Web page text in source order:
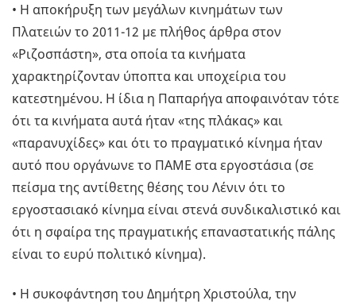
• Η αποκήρυξη των μεγάλων κινημάτων των
Πλατειών το 2011-12 με πλήθος άρθρα στον
«Ριζοσπάστη», στα οποία τα κινήματα
χαρακτηρίζονταν ύποπτα και υποχείρια του
κατεστημένου. Η ίδια η Παπαρήγα αποφαινόταν τότε
ότι τα κινήματα αυτά ήταν «της πλάκας» και
«παρανυχίδες» και ότι το πραγματικό κίνημα ήταν
αυτό που οργάνωνε το ΠΑΜΕ στα εργοστάσια (σε
πείσμα της αντίθετης θέσης του Λένιν ότι το
εργοστασιακό κίνημα είναι στενά συνδικαλιστικό και
ότι η σφαίρα της πραγματικής επαναστατικής πάλης
είναι το ευρύ πολιτικό κίνημα).
• Η συκοφάντηση του Δημήτρη Χριστούλα, την